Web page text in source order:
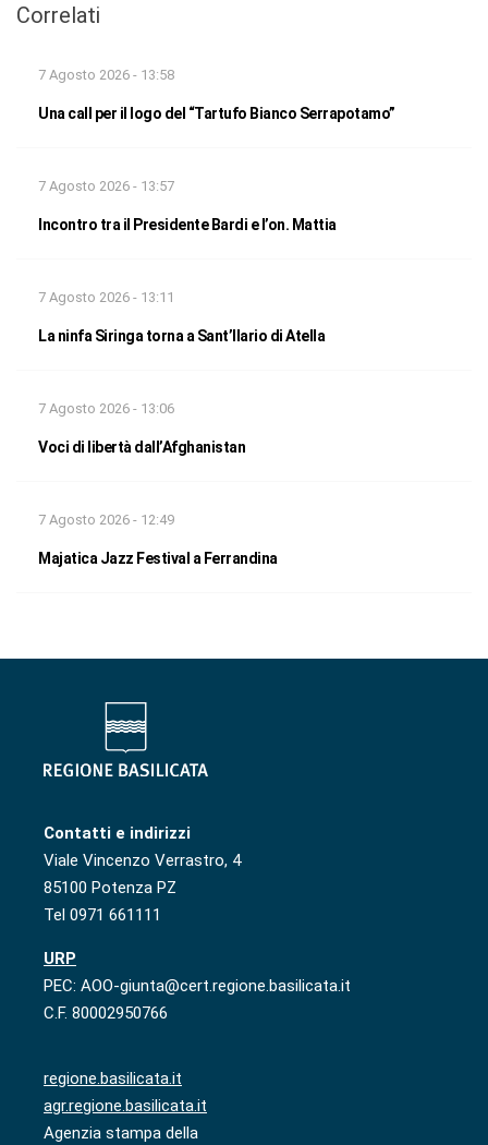
Correlati
7 Agosto 2026 - 13:58
Una call per il logo del “Tartufo Bianco Serrapotamo”
7 Agosto 2026 - 13:57
Incontro tra il Presidente Bardi e l’on. Mattia
7 Agosto 2026 - 13:11
La ninfa Siringa torna a Sant’Ilario di Atella
7 Agosto 2026 - 13:06
Voci di libertà dall’Afghanistan
7 Agosto 2026 - 12:49
Majatica Jazz Festival a Ferrandina
Contatti e indirizzi
Viale Vincenzo Verrastro, 4
85100 Potenza PZ
Tel 0971 661111
URP
PEC: AOO-giunta@cert.regione.basilicata.it
C.F. 80002950766
regione.basilicata.it
agr.regione.basilicata.it
Agenzia stampa della